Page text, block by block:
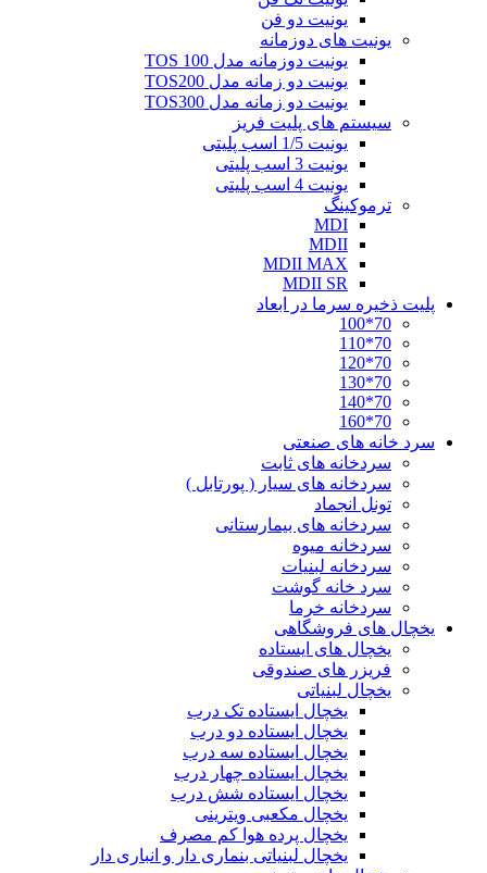
یونیت دو فن
یونیت های دوزمانه
یونیت دوزمانه مدل TOS 100
یونیت دو زمانه مدل TOS200
یونیت دو زمانه مدل TOS300
سیستم های پلیت فریز
یونیت 1/5 اسب پلیتی
یونیت 3 اسب پلیتی
یونیت 4 اسب پلیتی
ترموکینگ
MDI
MDII
MDII MAX
MDII SR
پلیت ذخیره سرما در ابعاد
70*100
70*110
70*120
70*130
70*140
70*160
سرد خانه های صنعتی
سردخانه های ثابت
سردخانه های سیار ( پورتابل )
تونل انجماد
سردخانه های بیمارستانی
سردخانه میوه
سردخانه لبنیات
سرد خانه گوشت
سردخانه خرما
یخچال های فروشگاهی
یخچال های ایستاده
فریزر های صندوقی
یخچال لبنیاتی
یخچال ایستاده تک درب
یخچال ایستاده دو درب
یخچال ایستاده سه درب
یخچال ایستاده چهار درب
یخچال ایستاده شش درب
یخچال مکعبی ویترینی
یخچال پرده هوا کم مصرف
یخچال لبنیاتی بنماری دار و انباری دار